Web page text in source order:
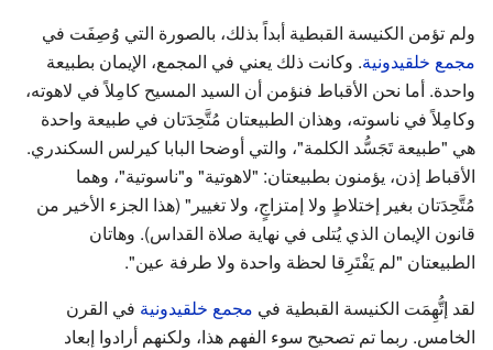
ولم تؤمن الكنيسة القبطية أبداً بذلك، بالصورة التي وُصِفَت في
مجمع خلقيدونية. وكانت ذلك يعني في المجمع، الإيمان بطبيعة
واحدة. أما نحن الأقباط فنؤمن أن السيد المسيح كامِلاً في لاهوته،
وكامِلاً في ناسوته، وهذان الطبيعتان مُتَّحِدَتان في طبيعة واحدة
هي "طبيعة تَجَسُّد الكلمة"، والتي أوضحا البابا كيرلس السكندري.
الأقباط إذن، يؤمنون بطبيعتان: "لاهوتية" و"ناسوتية"، وهما
مُتَّحِدَتان بغير إختلاطٍ ولا إمتزاجٍ، ولا تغيير" (هذا الجزء الأخير من
قانون الإيمان الذي يُتلى في نهاية صلاة القداس). وهاتان
الطبيعتان "لم يَفْتَرِقا لحظة واحدة ولا طرفة عين".
لقد إتُّهِمَت الكنيسة القبطية في مجمع خلقيدونية في القرن
الخامس. ربما تم تصحيح سوء الفهم هذا، ولكنهم أرادوا إبعاد